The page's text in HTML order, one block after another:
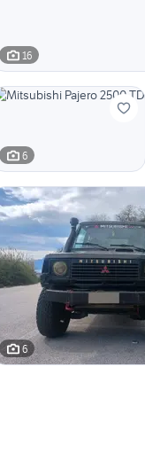
16
6
6